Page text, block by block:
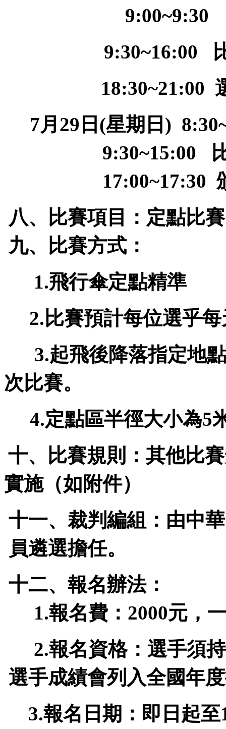
9:30~16:00
18:30~21:00
7月29日(星期日)
9:30~15:00
17:00~17:30
八、比賽項目：定點比賽
九、比賽方式：
1.飛行傘定點精準
2.比賽預計每位選乎
3.起飛後降落指定地
次比賽。
4.定點區半徑大小為5
十、比賽規則：其他比
實施（如附件）
十一、裁判編組：由中
員遴選擔任。
十二、報名辦法：
1.報名費： 2000元，
2.報名資格：選手須
選手成績會列入全國年
3.報名日期：即日起至